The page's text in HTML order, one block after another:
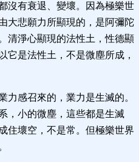
沒有衰退、變壞。因為極樂世
大悲願力所顯現的，是阿彌陀
清淨心顯現的法性土，性德顯
它是法性土，不是微塵所成，
力感召來的，業力是生滅的。
，小的微塵，這些都是生滅
住壞空，不是常。但極樂世界